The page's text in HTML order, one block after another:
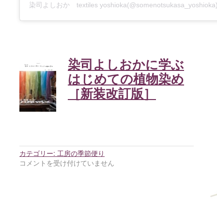
染司よしおか textiles
染司よしおかに学ぶ
はじめての植物染め
［新装改訂版］
カテゴリー: 工房の季節便り
コメントを受け付けていません